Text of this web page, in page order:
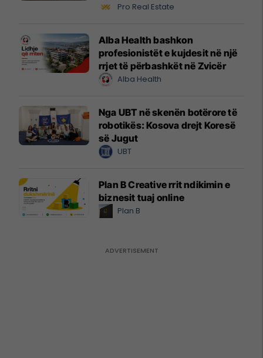
Pro Real Estate
Alba Health bashkon
profesionistët e kujdesit në një
rrjet të përbashkët në Zvicër
Alba Health
Nga UBT në skenën botërore të
robotikës: Kosova drejt Koresë
së Jugut
UBT
Plan B Creative rrit ndikimin e
biznesit tuaj online
Plan B